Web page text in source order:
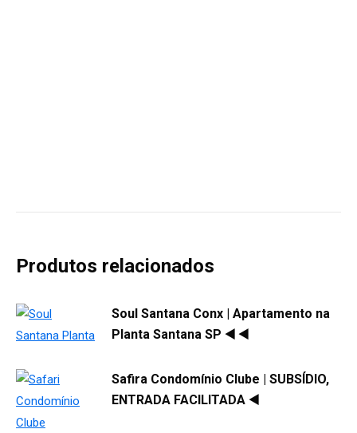
Produtos relacionados
Soul Santana Conx | Apartamento na
Planta Santana SP ◀️ ◀️
Safira Condomínio Clube | SUBSÍDIO,
ENTRADA FACILITADA ◀️